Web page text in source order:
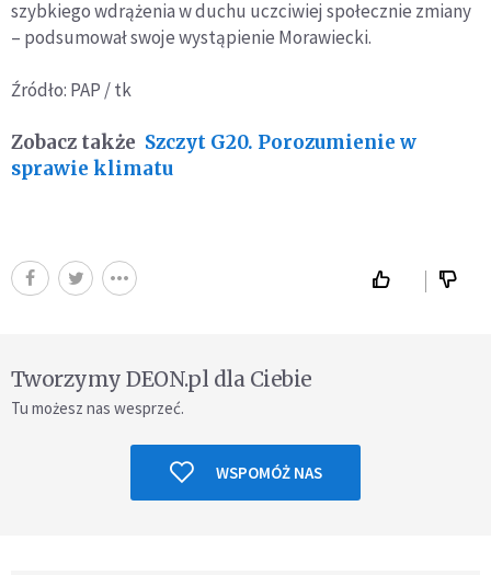
szybkiego wdrążenia w duchu uczciwiej społecznie zmiany
– podsumował swoje wystąpienie Morawiecki.
Źródło: PAP / tk
Zobacz także Szczyt G20. Porozumienie w
sprawie klimatu
Tworzymy DEON.pl dla Ciebie
Tu możesz nas wesprzeć.
WSPOMÓŻ NAS